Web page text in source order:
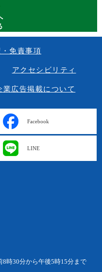
免責事項
アクセシビリティ
業広告掲載について
Facebook
LINE
時30分から午後5時15分まで